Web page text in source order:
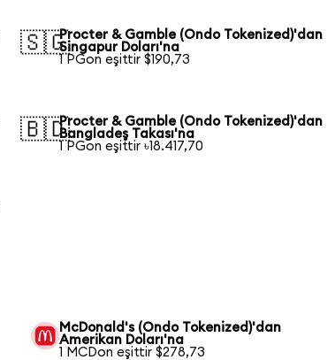
🇸🇬Procter & Gamble (Ondo Tokenized)'dan
Singapur Doları'na
1 PGon eşittir $190,73
🇧🇩Procter & Gamble (Ondo Tokenized)'dan
Bangladeş Takası'na
1 PGon eşittir ৳18.417,70
McDonald's (Ondo Tokenized)'dan
Amerikan Doları'na
1 MCDon eşittir $278,73